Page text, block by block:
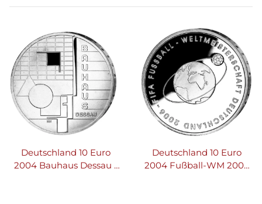
Deutschland 10 Euro
2004 Bauhaus Dessau -
Deutschland 10 Euro
2004 Fußball-WM 2006